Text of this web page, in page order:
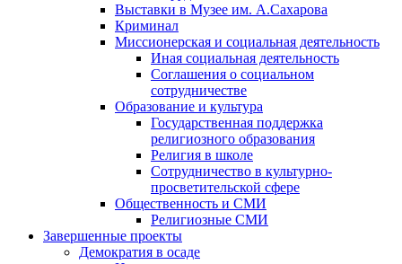
Выставки в Музее им. А.Сахарова
Криминал
Миссионерская и социальная деятельность
Иная социальная деятельность
Соглашения о социальном
сотрудничестве
Образование и культура
Государственная поддержка
религиозного образования
Религия в школе
Сотрудничество в культурно-
просветительской сфере
Общественность и СМИ
Религиозные СМИ
Завершенные проекты
Демократия в осаде